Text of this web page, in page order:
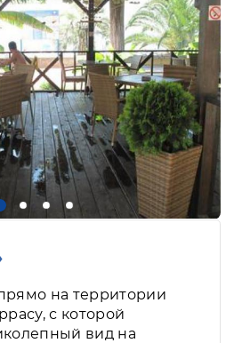
на территории
с которой
вид на